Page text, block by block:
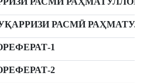
РАСМӢ
1
2